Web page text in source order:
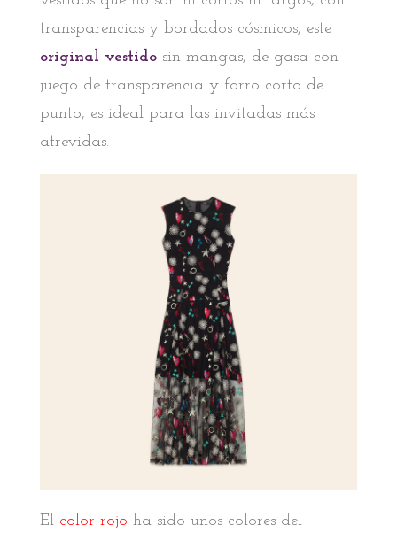
transparencias y bordados cósmicos, este
original vestido sin mangas, de gasa con
juego de transparencia y forro corto de
punto, es ideal para las invitadas más
atrevidas.
El color rojo ha sido unos colores del